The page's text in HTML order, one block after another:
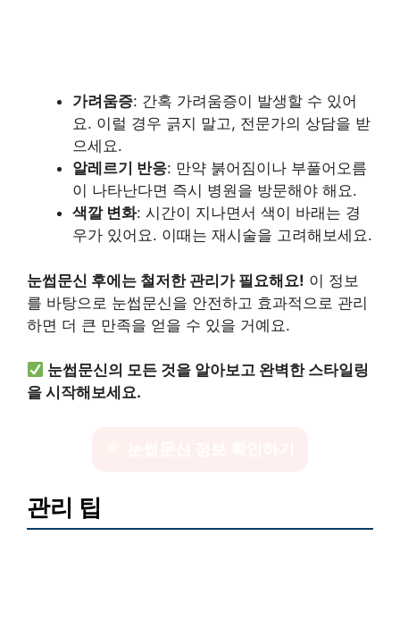
가려움증: 간혹 가려움증이 발생할 수 있어
요. 이럴 경우 긁지 말고, 전문가의 상담을 받
으세요.
알레르기 반응: 만약 붉어짐이나 부풀어오름
이 나타난다면 즉시 병원을 방문해야 해요.
색깔 변화: 시간이 지나면서 색이 바래는 경
우가 있어요. 이때는 재시술을 고려해보세요.
눈썹문신 후에는 철저한 관리가 필요해요! 이 정보
를 바탕으로 눈썹문신을 안전하고 효과적으로 관리
하면 더 큰 만족을 얻을 수 있을 거예요.
눈썹문신의 모든 것을 알아보고 완벽한 스타일링
을 시작해보세요.
관리 팁